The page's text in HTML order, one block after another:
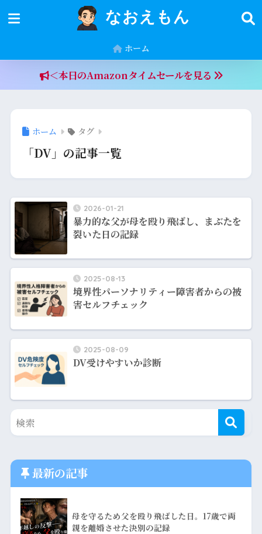
なおえもん
ホーム
＜本日のAmazonタイムセールを見る
ホーム タグ
「DV」の記事一覧
2026-01-21
暴力的な父が母を殴り飛ばし、まぶたを
裂いた日の記録
2025-08-13
境界性パーソナリティー障害者からの被
害セルフチェック
2025-08-09
DV受けやすいか診断
最新の記事
母を守るため父を殴り飛ばした日。17歳で両
親を離婚させた決別の記録